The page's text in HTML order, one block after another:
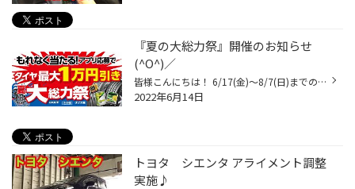
『夏の大総力祭』開催のお知らせ
(^O^)／
皆様こんにちは！ 6/17(金)～8/7(日)までの期間 『夏の大総力祭』を開催いたします！！ 期間中はアプリ登録でタイヤ割引クーポンが当たる！！ タイヤ以外にも、お得なメンテナンス用品が盛沢山(*^_^*) 是非、お立ち寄りください！ 皆様のご来店お待ちしております。 キャンペーンにご応募はアプリ ...
2022年6月14日
トヨタ シエンタ アライメント調整
実施♪